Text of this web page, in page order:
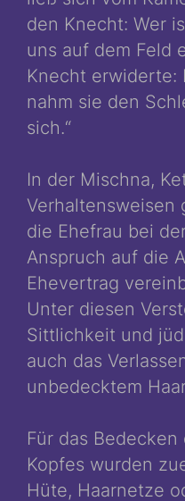
den Knecht: Wer
uns auf dem Feld
Knecht erwiderte:
nahm sie den
sich.“
In der Mischna,
Verhaltensweisen
die Ehefrau bei
Anspruch auf die
Ehevertrag
Unter diesen
Sittlichkeit und
auch das
unbedecktem
Für das
Kopfes wurden
Hüte, Haarnetze